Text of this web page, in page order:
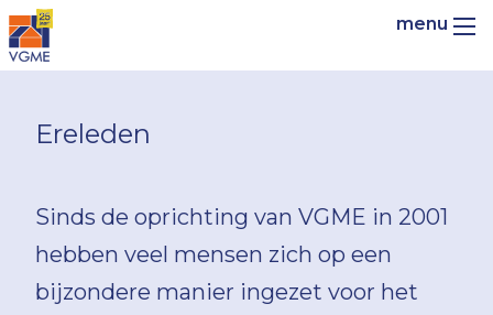
Ereleden
Sinds de oprichting van VGME in 2001
hebben veel mensen zich op een
bijzondere manier ingezet voor het